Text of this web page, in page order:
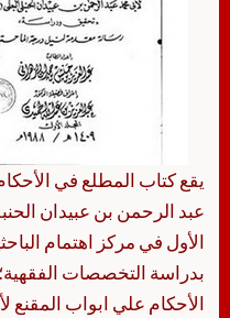
يقع كتاب المطلع في
عبد الرحمن بن عبيدان
الأول في مركز اهتمام
بدراسة التخصصات
الأحكام علي ابواب